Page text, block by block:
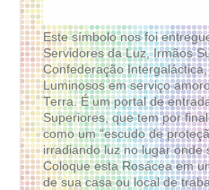
Este símbolo nos foi
Servidores da Luz, Irmãos
Confederação
Luminosos em serviço
Terra. É um portal de
Superiores, que tem por
como um “escudo de
irradiando luz no lugar onde
Coloque esta Rosácea em
de sua casa ou local de